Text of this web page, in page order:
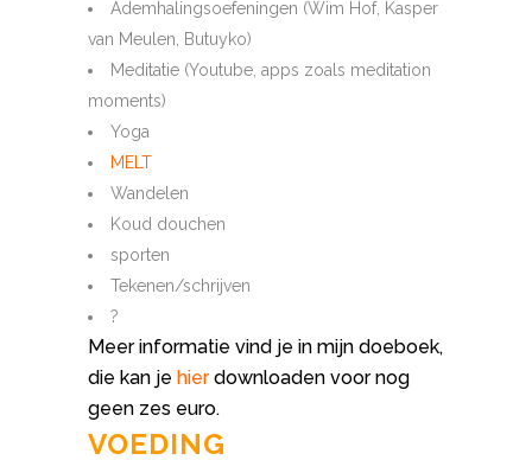
Ademhalingsoefeningen (Wim Hof, Kasper
van Meulen, Butuyko)
Meditatie (Youtube, apps zoals meditation
moments)
Yoga
MELT
Wandelen
Koud douchen
sporten
Tekenen/schrijven
?
Meer informatie vind je in mijn doeboek,
die kan je hier downloaden voor nog
geen zes euro.
VOEDING